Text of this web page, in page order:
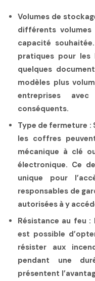
Volumes de
différents
capacité
pratiques pour les
quelques
modèles plus
entreprises
conséquents.
Type de fermeture :
les coffres
mécanique à clé
électronique. Ce
unique pour
responsables de
autorisées à y
Résistance au feu :
est possible
résister aux
pendant une
présentent